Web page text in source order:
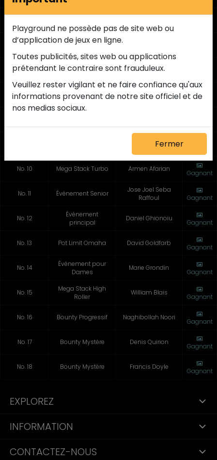
No. 5 Bounty
No. 6 Bounty Mystère
Jean-François
No. 7 Bounty Progressif Wissam Alkhoury
Gagnant
Franco Tucci
No. 10 Mega Stack Turbo Armen Afarian
Gagnant
No. 11 Événement Senior
Jose Joel Seba
Raffoul
Gagnant
No. 12
Événement
principal
Daniel Ghionoiu
Gagnant
No. 13 Pot Limit Omaha David Goldfarb
Gagnant
No. 14
Événement pour
Dames
Marie Grondin
Gagnant
No. 15
Mega Stack High
Roller
William Blais
Gagnant
No. 16 Bounty Progressif Naghibollah Noori
Gagnant
No. 17 Bounty Mystère Denis Quirion
Gagnant
No. 18 Bounty Mystère Francis Doyle
Gagnant
EXPLOREZ
INFORMATION
CONTACTEZ-NOUS
Playground ne possède pas de site web ou
d’application de jeux en ligne.
Toutes publicités, sites web ou applications
prétendant le contraire sont frauduleux.
Veuillez rester vigilant et ne faire confiance qu'aux
informations provenant de notre site officiel et de
nos medias sociaux.
Fermer